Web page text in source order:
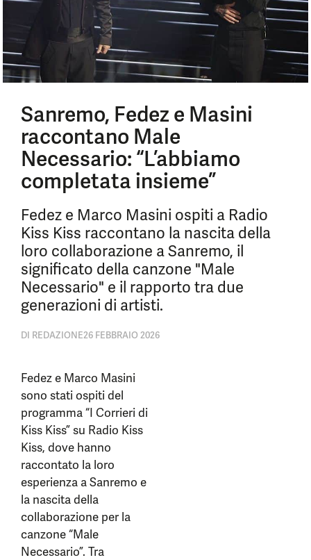
Sanremo, Fedez e Masini
raccontano Male
Necessario: “L’abbiamo
completata insieme”
Fedez e Marco Masini ospiti a Radio
Kiss Kiss raccontano la nascita della
loro collaborazione a Sanremo, il
significato della canzone "Male
Necessario" e il rapporto tra due
generazioni di artisti.
DI REDAZIONE26 FEBBRAIO 2026
Fedez e Marco Masini
sono stati ospiti del
programma “I Corrieri di
Kiss Kiss” su Radio Kiss
Kiss, dove hanno
raccontato la loro
esperienza a Sanremo e
la nascita della
collaborazione per la
canzone “Male
Necessario”. Tra